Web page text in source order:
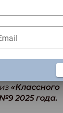
Малькова
«Классного
2025 года.